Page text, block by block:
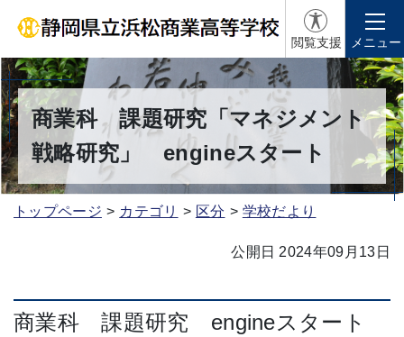
閲覧支援 メニュー
商業科 課題研究「マネジメント
戦略研究」 engineスタート
トップページ カテゴリ 区分 学校だより
公開日 2024年09月13日
商業科 課題研究 engineスタート